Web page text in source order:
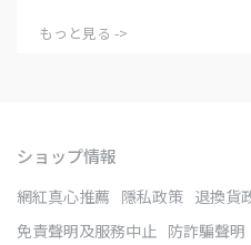
もっと見る ->
ショップ情報
網紅真心推薦 隱私政策 退換貨
免責聲明及服務中止 防詐騙聲明